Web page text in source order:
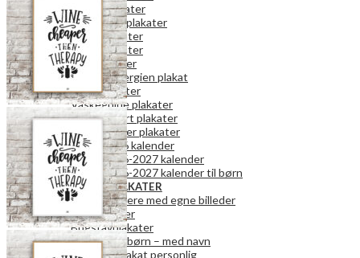
Kunst plakater
Mor og Far plakater
Natur plakater
Retro plakater
Rum plakater
Spar på energien plakat
Teen plakater
Vaskeguide plakater
Verdenskort plakater
Vægkalender plakater
2026 kalender
2026-2027 kalender
2026-2027 kalender til børn
PERSONLIGE PLAKATER
Fotokalendere med egne billeder
Fotoplakater
Bogstavplakater
Plakater til børn – med navn
Danmark plakat personlig